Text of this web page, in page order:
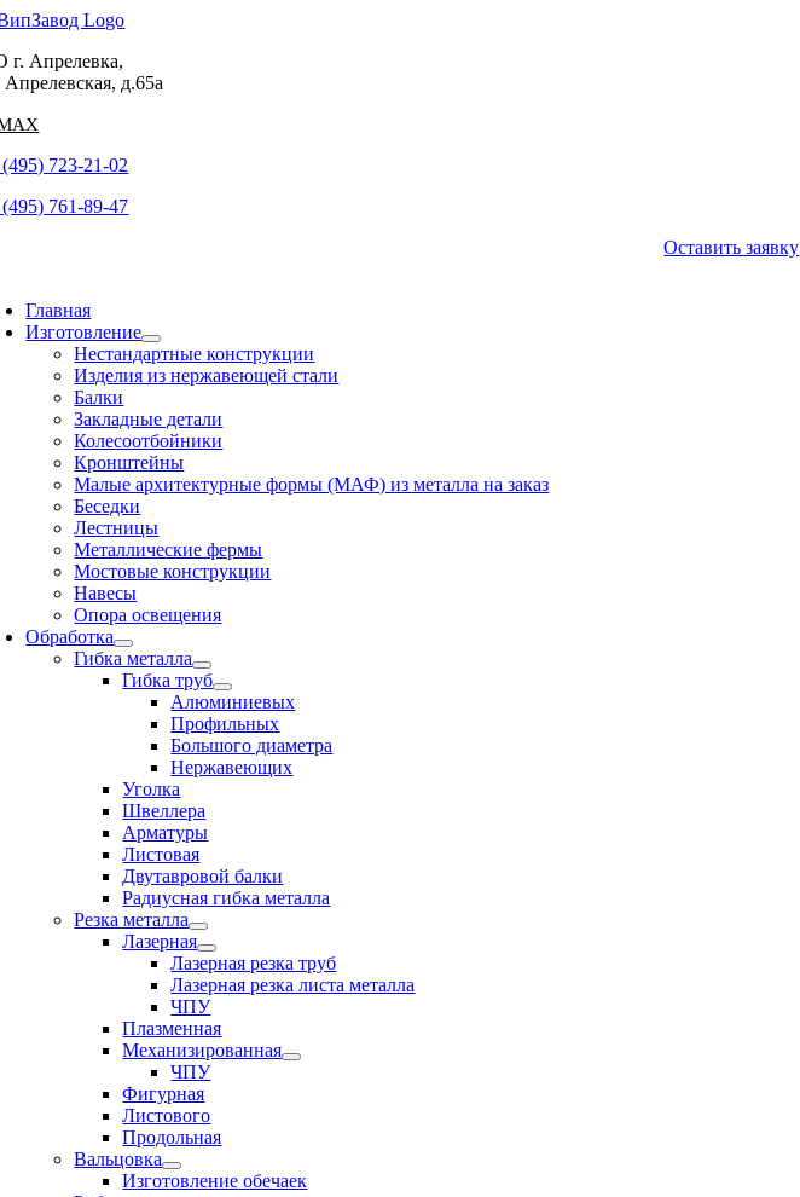
Skip
content
Апрелевка,
Апрелевская, д.65а
723-21-02
761-89-47
Оставить заявку
Главная
Изготовление
Нестандартные конструкции
Изделия из нержавеющей стали
Балки
Закладные детали
Колесоотбойники
Кронштейны
Малые архитектурные формы (МАФ) из металла на заказ
Беседки
Лестницы
Металлические фермы
Мостовые конструкции
Навесы
Опора освещения
Обработка
Гибка металла
Гибка труб
Алюминиевых
Профильных
Большого диаметра
Нержавеющих
Уголка
Швеллера
Арматуры
Листовая
Двутавровой балки
Радиусная гибка металла
Резка металла
Лазерная
Лазерная резка труб
Лазерная резка листа металла
ЧПУ
Плазменная
Механизированная
ЧПУ
Фигурная
Листового
Продольная
Вальцовка
Изготовление обечаек